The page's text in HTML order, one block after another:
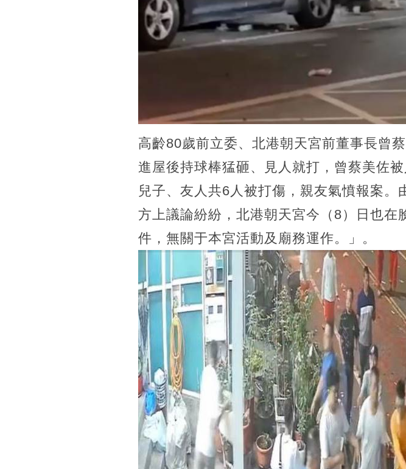
高齡80歲前立委、北港朝天宮前董事長曾
進屋後持球棒猛砸、見人就打，曾蔡美佐
兒子、友人共6人被打傷，親友氣憤報案
方上議論紛紛，北港朝天宮今（8）日也
件，無關于本宮活動及廟務運作。」。